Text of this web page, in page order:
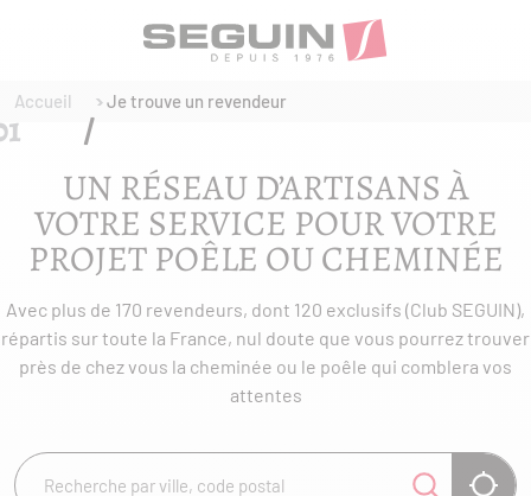
Accueil Je trouve un revendeur
UN RÉSEAU D’ARTISANS À
VOTRE SERVICE POUR VOTRE
PROJET POÊLE OU CHEMINÉE
Avec plus de 170 revendeurs, dont 120 exclusifs (Club SEGUIN),
répartis sur toute la France, nul doute que vous pourrez trouver
près de chez vous la cheminée ou le poêle qui comblera vos
attentes